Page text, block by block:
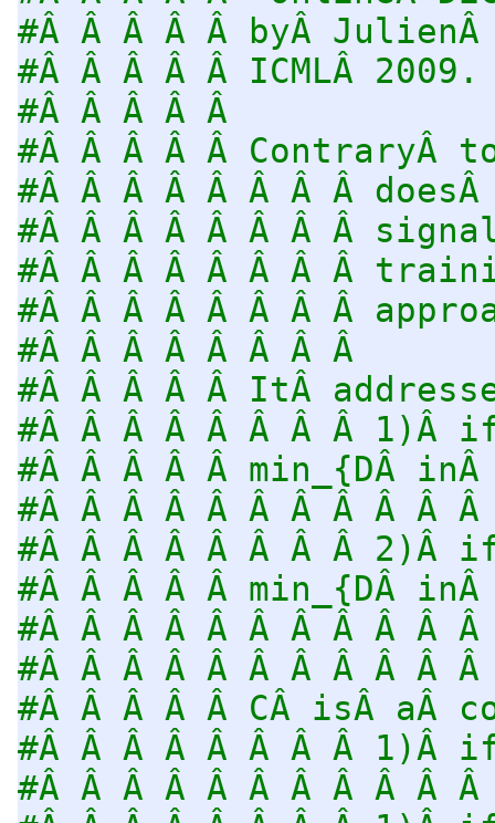
#Â Â Â Â Â byÂ JulienÂ
#Â Â Â Â Â ICMLÂ 2009.
#Â Â Â Â Â
#Â Â Â Â Â ContraryÂ
#Â Â Â Â Â Â Â Â
#Â Â Â Â Â Â Â Â
#Â Â Â Â Â Â Â Â
#Â Â Â Â Â Â Â Â
#Â Â Â Â Â Â Â Â
#Â Â Â Â Â ItÂ
#Â Â Â Â Â Â Â Â 1)Â
#Â Â Â Â Â min_{DÂ
#Â Â Â Â Â Â Â Â Â Â
#Â Â Â Â Â Â Â Â 2)Â
#Â Â Â Â Â min_{DÂ
#Â Â Â Â Â Â Â Â Â Â
#Â Â Â Â Â Â Â Â Â Â
#Â Â Â Â Â CÂ isÂ aÂ
#Â Â Â Â Â Â Â Â 1)Â
#Â Â Â Â Â Â Â Â Â Â